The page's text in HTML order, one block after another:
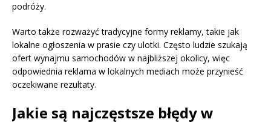
podróży.
Warto także rozważyć tradycyjne formy reklamy, takie jak
lokalne ogłoszenia w prasie czy ulotki. Często ludzie szukają
ofert wynajmu samochodów w najbliższej okolicy, więc
odpowiednia reklama w lokalnych mediach może przynieść
oczekiwane rezultaty.
Jakie są najczęstsze błędy w